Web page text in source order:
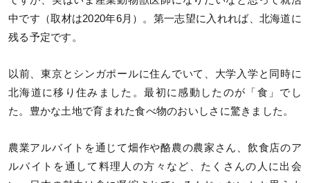
中です（取材は2020年6月）。第一志望に入れれば、北海道に
残る予定です。
以前、東京とシンガポールに住んでいて、大学入学と同時に
北海道に移り住みました。最初に感動したのが「食」でし
た。豊かな土地で育まれた食べ物のおいしさに驚きました。
農業アルバイトを通じて畑作や酪農の農家さん、飲食店のア
ルバイトを通して料理人の方々など、たくさんの人に出会